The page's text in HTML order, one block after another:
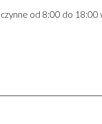
od 8:00 do 18:00